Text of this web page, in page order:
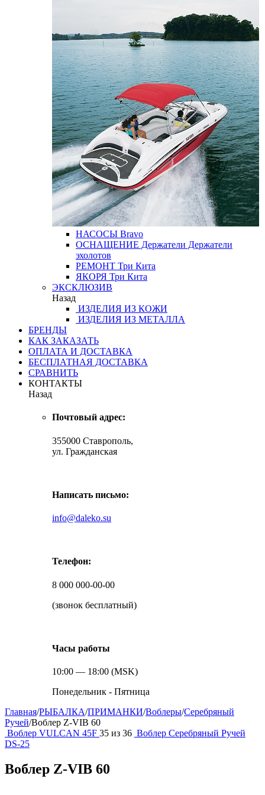
НАСОСЫ Bravo
ОСНАЩЕНИЕ Держатели Держатели
эхолотов
РЕМОНТ Три Кита
ЯКОРЯ Три Кита
ЭКСКЛЮЗИВ
Назад
ИЗДЕЛИЯ ИЗ КОЖИ
ИЗДЕЛИЯ ИЗ МЕТАЛЛА
БРЕНДЫ
КАК ЗАКАЗАТЬ
ОПЛАТА И ДОСТАВКА
БЕСПЛАТНАЯ ДОСТАВКА
СРАВНИТЬ
КОНТАКТЫ
Назад
Почтовый адрес:
355000 Ставрополь,
ул. Гражданская
Написать письмо:
info@daleko.su
Телефон:
8 000 000-00-00
(звонок бесплатный)
Часы работы
10:00 — 18:00 (MSK)
Понедельник - Пятница
Главная/РЫБАЛКА/ПРИМАНКИ/Воблеры/Серебряный
Ручей/Воблер Z-VIB 60
Воблер VULCAN 45F 35 из 36 Воблер Серебряный Ручей
DS-25
Воблер Z-VIB 60